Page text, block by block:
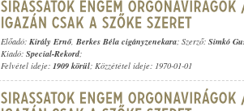
Előadó: Király Ernő, Berkes Béla cigányzenekara; Szerző: Simkó
Kiadó: Special-Rekord;
Felvétel ideje: 1909 körül; Közzététel ideje: 1970-01-01